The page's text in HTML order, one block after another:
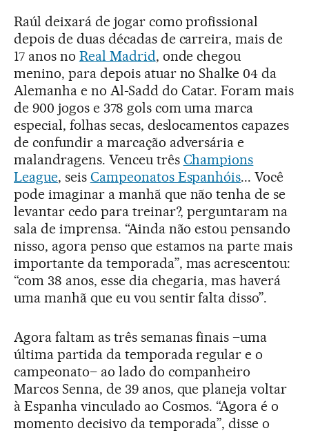
Raúl deixará de jogar como profissional
depois de duas décadas de carreira, mais de
17 anos no Real Madrid, onde chegou
menino, para depois atuar no Shalke 04 da
Alemanha e no Al-Sadd do Catar. Foram mais
de 900 jogos e 378 gols com uma marca
especial, folhas secas, deslocamentos capazes
de confundir a marcação adversária e
malandragens. Venceu três Champions
League, seis Campeonatos Espanhóis... Você
pode imaginar a manhã que não tenha de se
levantar cedo para treinar?, perguntaram na
sala de imprensa. “Ainda não estou pensando
nisso, agora penso que estamos na parte mais
importante da temporada”, mas acrescentou:
“com 38 anos, esse dia chegaria, mas haverá
uma manhã que eu vou sentir falta disso”.
Agora faltam as três semanas finais –uma
última partida da temporada regular e o
campeonato– ao lado do companheiro
Marcos Senna, de 39 anos, que planeja voltar
à Espanha vinculado ao Cosmos. “Agora é o
momento decisivo da temporada”, disse o